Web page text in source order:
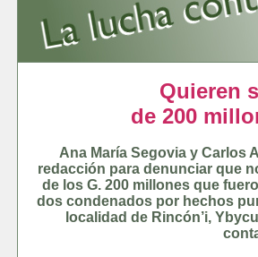
Quieren
de 200
Ana María Segovia y Carlos
redacción para denunciar que
de los G. 200 millones que
dos condenados por hechos
localidad de Rincón’i,